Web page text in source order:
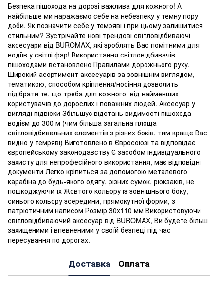
Безпека пішохода на дорозі важлива для кожного! А
найбільше ми наражаємо себе на небезпеку у темну пору
доби. Як позначити себе у темряві і при цьому залишитися
стильним? Зустрічайте нові трендові світловідбиваючі
аксесуари від BUROMAX, які зроблять Вас помітними для
водіїв у світлі фар! Використання світловідбивачів
пішоходами встановлено Правилами дорожнього руху.
Широкий асортимент аксесуарів за зовнішнім виглядом,
тематикою, способом кріплення/носіння дозволить
підібрати те, що треба для кожного, від найменших
користувачів до дорослих і поважних людей. Аксесуар у
вигляді підвіски Збільшує відстань видимості пішохода
водієм до 300 м (чим більша загальна площа
світловідбивальних елементів з різних боків, тим краще Вас
видно у темряві) Виготовлено в Євросоюзі та відповідає
європейському законодавству Є засобом індивідуального
захисту для непрофесійного використання, має відповідні
документи Легко кріпиться за допомогою металевого
карабіна до будь-якого одягу, різних сумок, рюкзаків, не
пошкоджуючи їх Жовтого кольору із зовнішнього боку,
синього кольору зсередини, прямокутної форми, з
патріотичним написом Розмір 30х110 мм Використовуючи
світловідбиваючий аксесуар від BUROMAX, Ви будете більш
захищеними і впевненими у своїй безпеці під час
пересування по дорогах.
Доставка Оплата